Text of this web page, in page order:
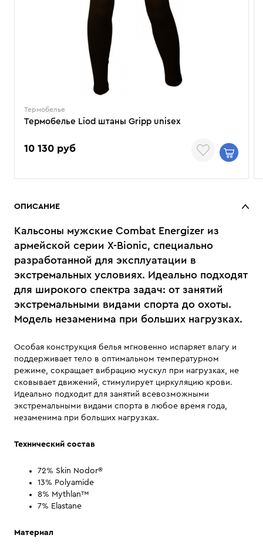
Термобелье
Термобелье Liod штаны Gripp unisex
10 130 руб
ОПИСАНИЕ
Кальсоны мужские Combat Energizer из
армейской серии X-Bionic, специально
разработанной для эксплуатации в
экстремальных условиях. Идеально подходят
для широкого спектра задач: от занятий
экстремальными видами спорта до охоты.
Модель незаменима при больших нагрузках.
Особая конструкция белья мгновенно испаряет влагу и
поддерживает тело в оптимальном температурном
режиме, сокращает вибрацию мускул при нагрузках, не
сковывает движений, стимулирует циркуляцию крови.
Идеально подходит для занятий всевозможными
экстремальными видами спорта в любое время года,
незаменима при больших нагрузках.
Технический состав
72% Skin Nodor®
13% Polyamide
8% Mythlan™
7% Elastane
Материал